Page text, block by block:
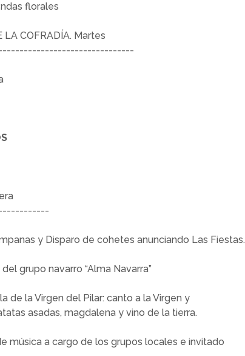
florales
LA COFRADÍA. Martes
y Disparo de cohetes anunciando Las Fiestas.
grupo navarro “Alma Navarra”
de la Virgen del Pilar: canto a la Virgen y
asadas, magdalena y vino de la tierra.
música a cargo de los grupos locales e invitado